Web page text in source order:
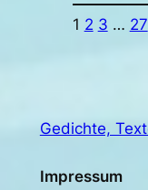
1 2 3 … 27
Gedichte,
Impressum